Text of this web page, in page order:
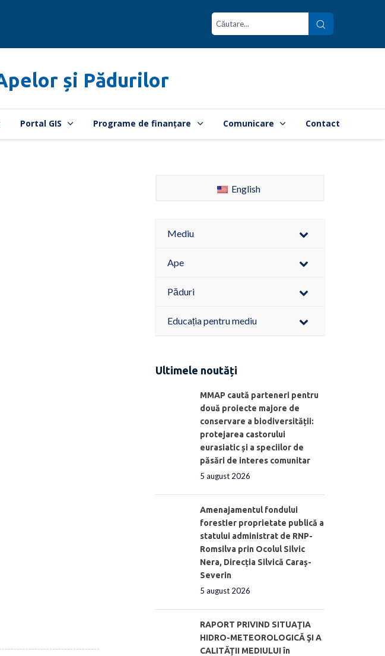
și Pădurilor
Portal GIS Programe de finanțare Comunicare Contact
English
Mediu
Ape
Păduri
Educația pentru mediu
Ultimele noutăți
MMAP caută parteneri pentru
două proiecte majore de
conservare a biodiversității:
protejarea castorului
eurasiatic și a speciilor de
păsări de interes comunitar
5 august 2026
Amenajamentul fondului
forestier proprietate publică a
statului administrat de RNP-
Romsilva prin Ocolul Silvic
Nera, Direcția Silvică Caraș-
Severin
5 august 2026
RAPORT PRIVIND SITUAŢIA
HIDRO-METEOROLOGICĂ ŞI A
CALITĂŢII MEDIULUI în